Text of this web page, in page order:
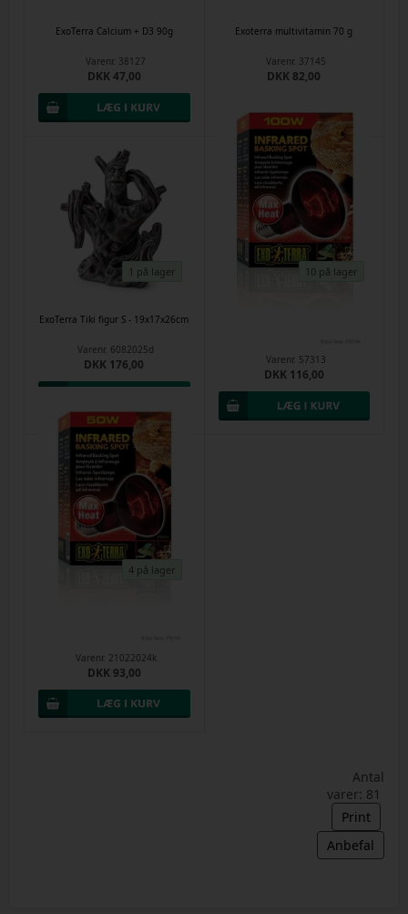
ExoTerra Calcium + D3 90g
Varenr. 38127
DKK 47,00
Exoterra multivitamin 70 g
Varenr. 37145
DKK 82,00
1 på lager
ExoTerra Tiki figur S - 19x17x26cm
Varenr. 6082025d
DKK 176,00
10 på lager
Varenr. 57313
DKK 116,00
4 på lager
Varenr. 21022024k
DKK 93,00
Antal
varer: 81
Print
Anbefal